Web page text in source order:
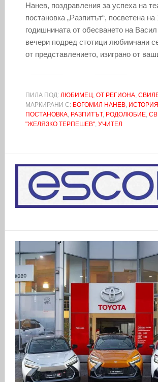
Нанев, поздравления за успеха на
постановка „Разпитът“, посветена на
годишнината от обесването на
вечери подред стотици любимчани
от представлението, изиграно от
ПИЛА ПОД: ЛЮБИМЕЦ, ОТ РЕГИОНА,
МАРКИРАНИ С: БОГОМИЛ НАНЕВ, ИСТОРИЯ
ПОСТАНОВКА, РАЗПИТЪТ, РОДОЛЮБИЕ,
"ЖЕЛЯЗКО ТЕРПЕШЕВ", УЧИТЕЛ